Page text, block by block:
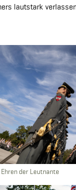
lautstark
Ehren der Leutnante